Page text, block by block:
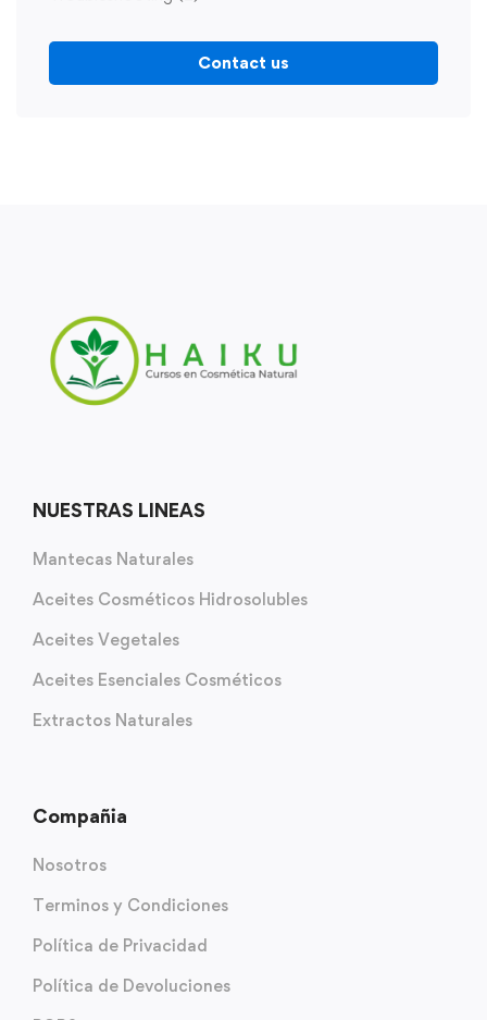
Contact us
NUESTRAS LINEAS
Mantecas Naturales
Aceites Cosméticos Hidrosolubles
Aceites Vegetales
Aceites Esenciales Cosméticos
Extractos Naturales
Compañia
Nosotros
Terminos y Condiciones
Política de Privacidad
Política de Devoluciones